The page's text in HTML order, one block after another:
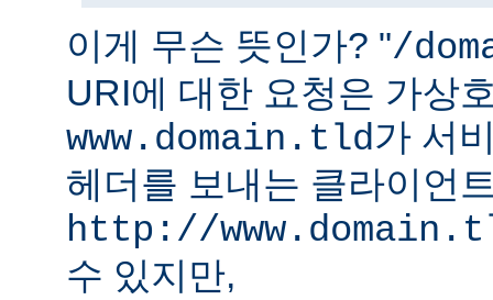
이게 무슨 뜻인가? "/
URI에 대한 요청은 가상
www.domain.tld가 서
헤더를 보내는 클라이언
http://
수 있지만,